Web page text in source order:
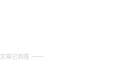
文章已到底